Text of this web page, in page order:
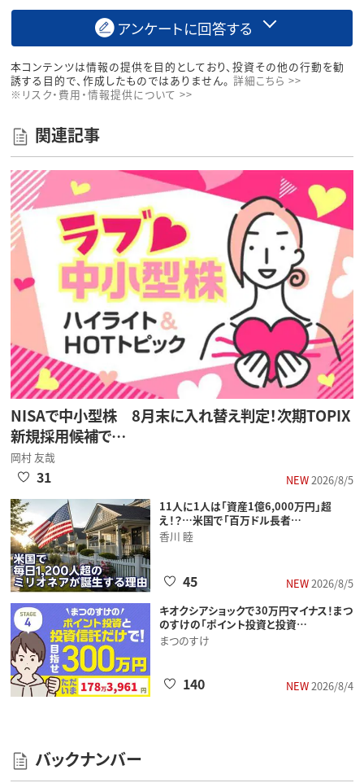
アンケートに回答する
本コンテンツは情報の提供を目的としており、投資その他の行動を勧
誘する目的で、作成したものではありません。 詳細こちら >>
※リスク・費用・情報提供について >>
関連記事
NISAで中小型株 8月末に入れ替え判定！次期TOPIX
新規採用候補で…
岡村 友哉
NEW2026/8/5
31
11人に1人は「資産1億6,000万円」超
え！？…米国で「百万ドル長者…
香川 睦
NEW2026/8/5
45
キオクシアショックで30万円マイナス！まつ
のすけの「ポイント投資と投資…
まつのすけ
NEW2026/8/4
140
バックナンバー